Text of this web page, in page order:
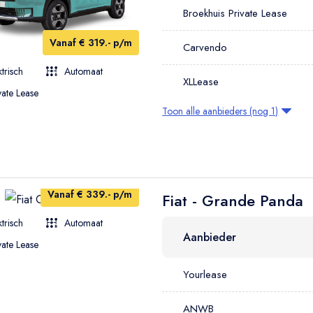
SUV
Hatchback
Sedan
Coupé
Vanaf € 319.- p/m
Automaat
Lease
Broekhuis Private Lease
Carvendo
XLLease
Toon alle aanbieders (nog 1)
Vanaf € 339.- p/m
Automaat
Lease
Fiat - Grande Panda
Aanbieder
Yourlease
ANWB